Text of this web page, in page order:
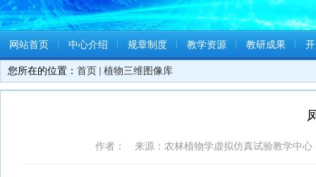
网站首页 中心介绍 规章制度 教学资源 教研成果
您所在的位置： 首页 植物三维图像库
作者： 来源：农林植物学虚拟仿真试验教学中